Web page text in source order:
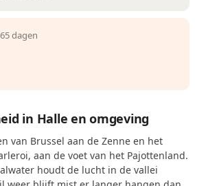
dagen
in Halle en omgeving
van Brussel aan de Zenne en het
aan de voet van het Pajottenland.
houdt de lucht in de vallei